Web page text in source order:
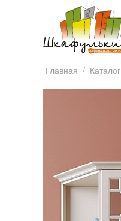
Главная / Каталог